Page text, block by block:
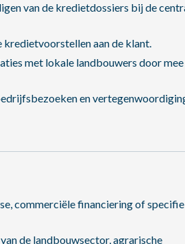
van de kredietdossiers bij de
aan de klant.
met lokale landbouwers door
en
commerciële financiering of
de landbouwsector, agrarische